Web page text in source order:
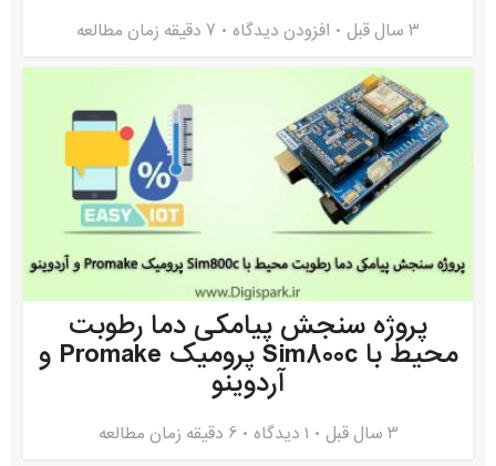
3 سال قبل افزودن دیدگاه 7 دقیقه زمان مطالعه
پروژه سنجش پیامکی دما رطوبت
محیط با Sim800c پرومیک Promake و
آردوینو
3 سال قبل ۱ دیدگاه 6 دقیقه زمان مطالعه